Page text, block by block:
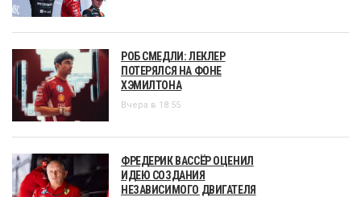
РОБ СМЕДЛИ: ЛЕКЛЕР
ПОТЕРЯЛСЯ НА ФОНЕ
ХЭМИЛТОНА
Вчера в 18:55
ФРЕДЕРИК ВАССЁР ОЦЕНИЛ
ИДЕЮ СОЗДАНИЯ
НЕЗАВИСИМОГО ДВИГАТЕЛЯ